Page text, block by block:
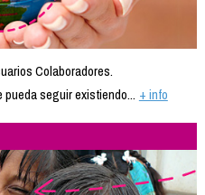
Colaboradores.
seguir existiendo... + info